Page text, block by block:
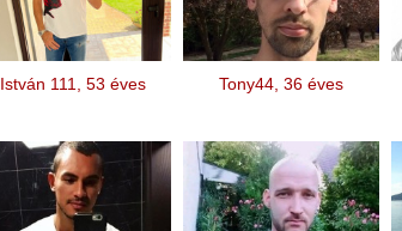
István 111, 53 éves Tony44, 36 éves